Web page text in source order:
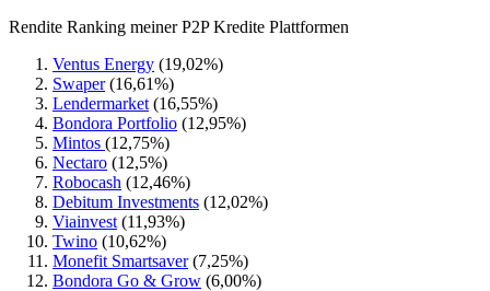
Rendite Ranking meiner P2P Kredite Plattformen
Ventus Energy (19,02%)
Swaper(16,61%)
Lendermarket (16,55%)
Bondora Portfolio (12,95%)
Mintos (12,75%)
Nectaro (12,5%)
Robocash (12,46%)
Debitum Investments (12,02%)
Viainvest (11,93%)
Twino (10,62%)
Monefit Smartsaver(7,25%)
Bondora Go & Grow (6,00%)